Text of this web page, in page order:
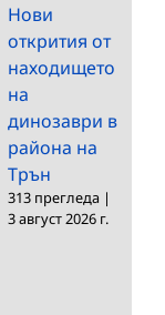
Нови
открития от
находището
на
динозаври в
района на
Трън
313 прегледа |
3 август 2026 г.